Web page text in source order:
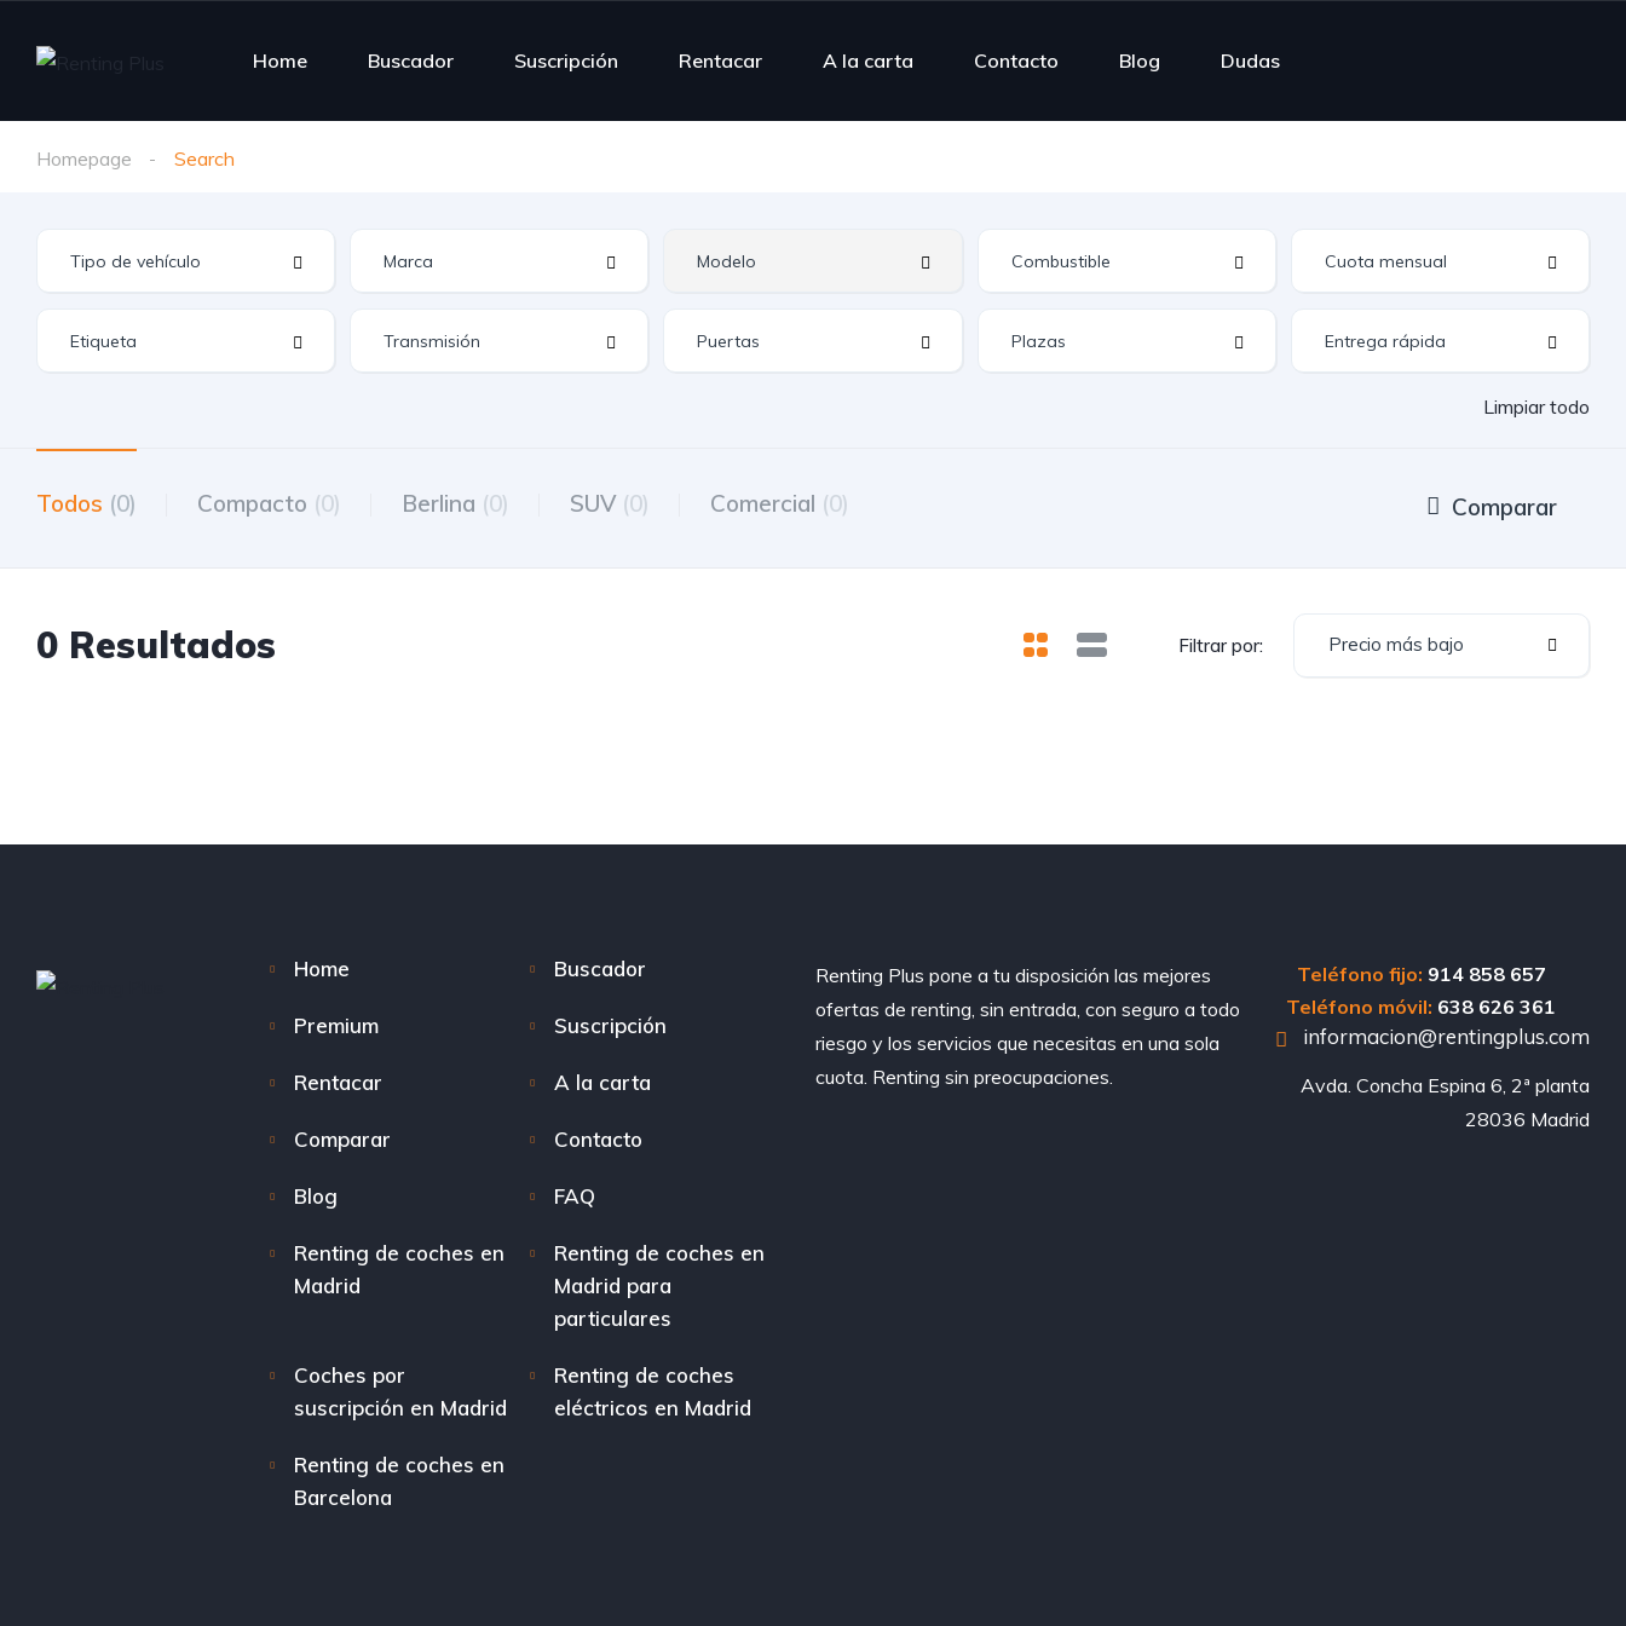
Home Buscador Suscripción Rentacar A la carta Contacto Blog Dudas
Homepage Search
Limpiar todo
Todos (0) Compacto (0) Berlina (0) SUV (0) Comercial (0) Comparar
0 Resultados Filtrar por: Precio más bajo
Home Buscador
Premium Suscripción
Rentacar A la carta
Comparar Contacto
Blog FAQ
Renting de coches en
Madrid
Renting de coches en
Madrid para
particulares
Coches por
suscripción en Madrid
Renting de coches
eléctricos en Madrid
Renting de coches en
Barcelona
Renting Plus pone a tu disposición las mejores
ofertas de renting, sin entrada, con seguro a todo
riesgo y los servicios que necesitas en una sola
cuota. Renting sin preocupaciones.
Teléfono fijo: 914 858 657
Teléfono móvil: 638 626 361
informacion@rentingplus.com
Avda. Concha Espina 6, 2ª planta
28036 Madrid